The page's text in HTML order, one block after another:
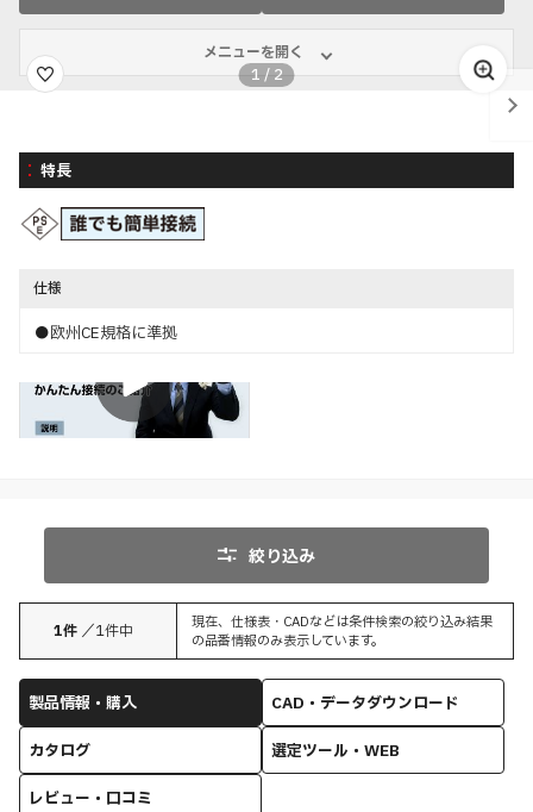
メニューを開く
1 / 2
特長
仕様
●欧州CE規格に準拠
絞り込み
1件 ／1件中
現在、仕様表・CADなどは条件検索の絞り込み結果
の品番情報のみ表示しています。
製品情報・購入
CAD・データダウンロード
カタログ
選定ツール・WEB
レビュー・口コミ